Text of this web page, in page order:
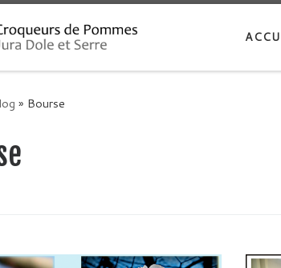
» Bourse